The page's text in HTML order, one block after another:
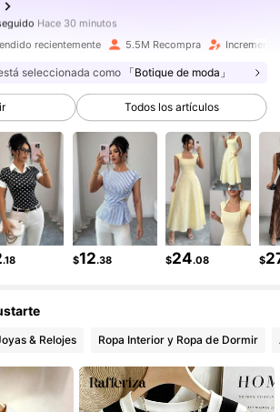
Seguidores
Hace 1 día
Seguidores
Seguidores
Seguidores
Seguidores
Seguidores
Seguidores
recientemente 5.5M Recompra
seleccionada como 「Botique de moda」
Todos los artículos
.18 $12.38 $24.08 $
& Relojes Ropa Interior y Ropa de Dormir